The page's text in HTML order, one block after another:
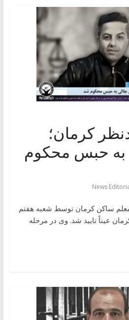
کرمان؛
به حبس محکوم
News
ساکن کرمان توسط شعبه هفتم
عیناً تایید شد. وی در مرحله